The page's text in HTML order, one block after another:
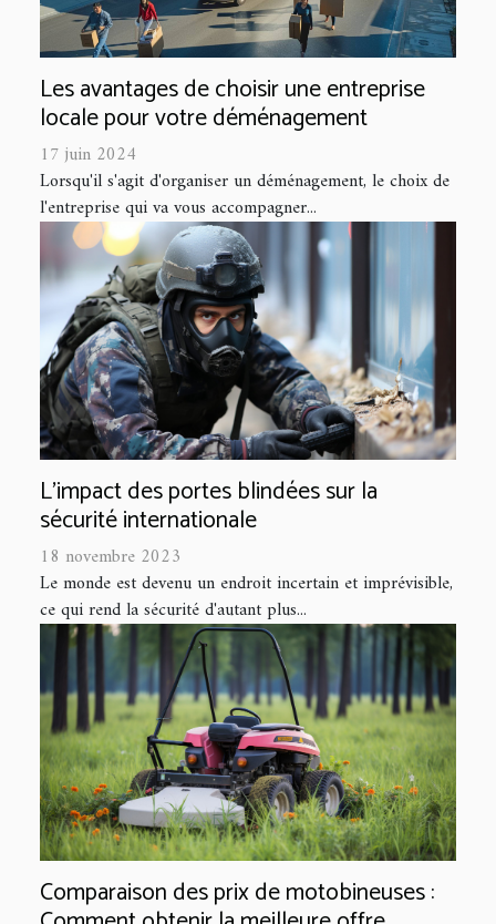
Les avantages de choisir une entreprise
locale pour votre déménagement
17 juin 2024
Lorsqu'il s'agit d'organiser un déménagement, le choix de
l'entreprise qui va vous accompagner...
L'impact des portes blindées sur la
sécurité internationale
18 novembre 2023
Le monde est devenu un endroit incertain et imprévisible,
ce qui rend la sécurité d'autant plus...
Comparaison des prix de motobineuses :